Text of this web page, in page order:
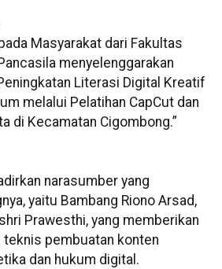
Masyarakat dari Fakultas
menyelenggarakan
Literasi Digital Kreatif
melalui Pelatihan CapCut dan
di Kecamatan Cigombong.”
narasumber yang
yaitu Bambang Riono Arsad,
Prawesthi, yang memberikan
pembuatan konten
dan hukum digital.